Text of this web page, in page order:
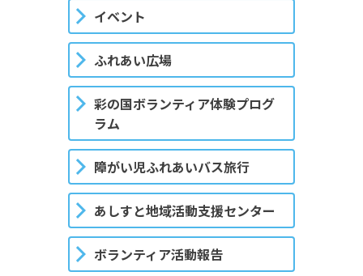
イベント
ふれあい広場
彩の国ボランティア体験プログ
ラム
障がい児ふれあいバス旅行
あしすと地域活動支援センター
ボランティア活動報告